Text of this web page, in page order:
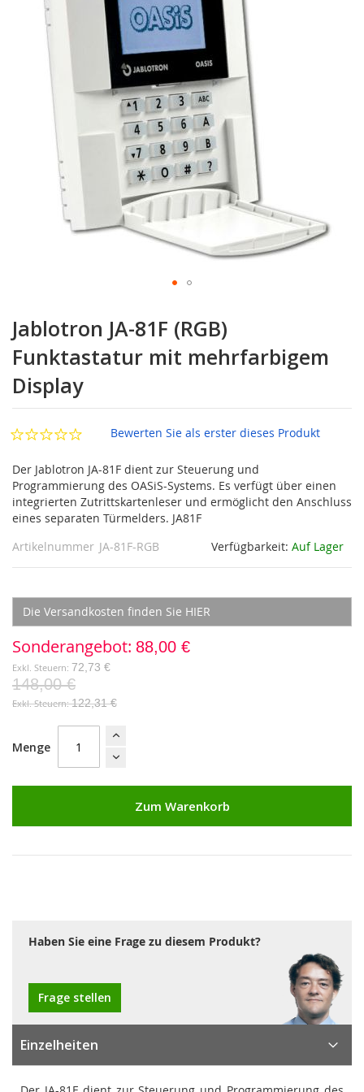
springen
Anfang
der
Bildgalerie
springen
Jablotron JA-81F (RGB)
Funktastatur mit mehrfarbigem
Display
Bewerten Sie als erster dieses Produkt
Der Jablotron JA-81F dient zur Steuerung und
Programmierung des OASiS-Systems. Es verfügt über einen
integrierten Zutrittskartenleser und ermöglicht den Anschluss
eines separaten Türmelders. JA81F
Verfügbarkeit: Auf Lager
Artikelnummer JA-81F-RGB
Die Versandkosten finden Sie HIER
Sonderangebot 88,00 €
72,73 €
148,00 €
122,31 €
Menge
Zum Warenkorb
Haben Sie eine Frage zu diesem Produkt?
Frage stellen
Einzelheiten